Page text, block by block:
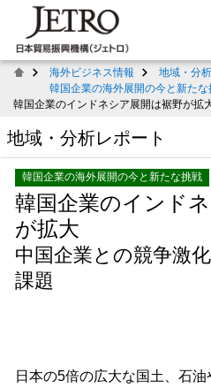
海外ビジネス情報 地域・分
韓国企業の海外展開の今と新たな
韓国企業のインドネシア展開は裾野が拡
地域・分析レポート
韓国企業の海外展開の今と新たな挑戦
韓国企業のインド
が拡大
中国企業との競争激
課題
日本の5倍の広大な国土、石